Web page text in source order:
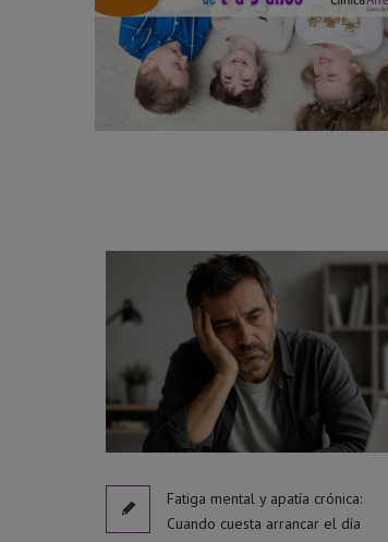
Fatiga mental y apatía crónica:
Cuando cuesta arrancar el día